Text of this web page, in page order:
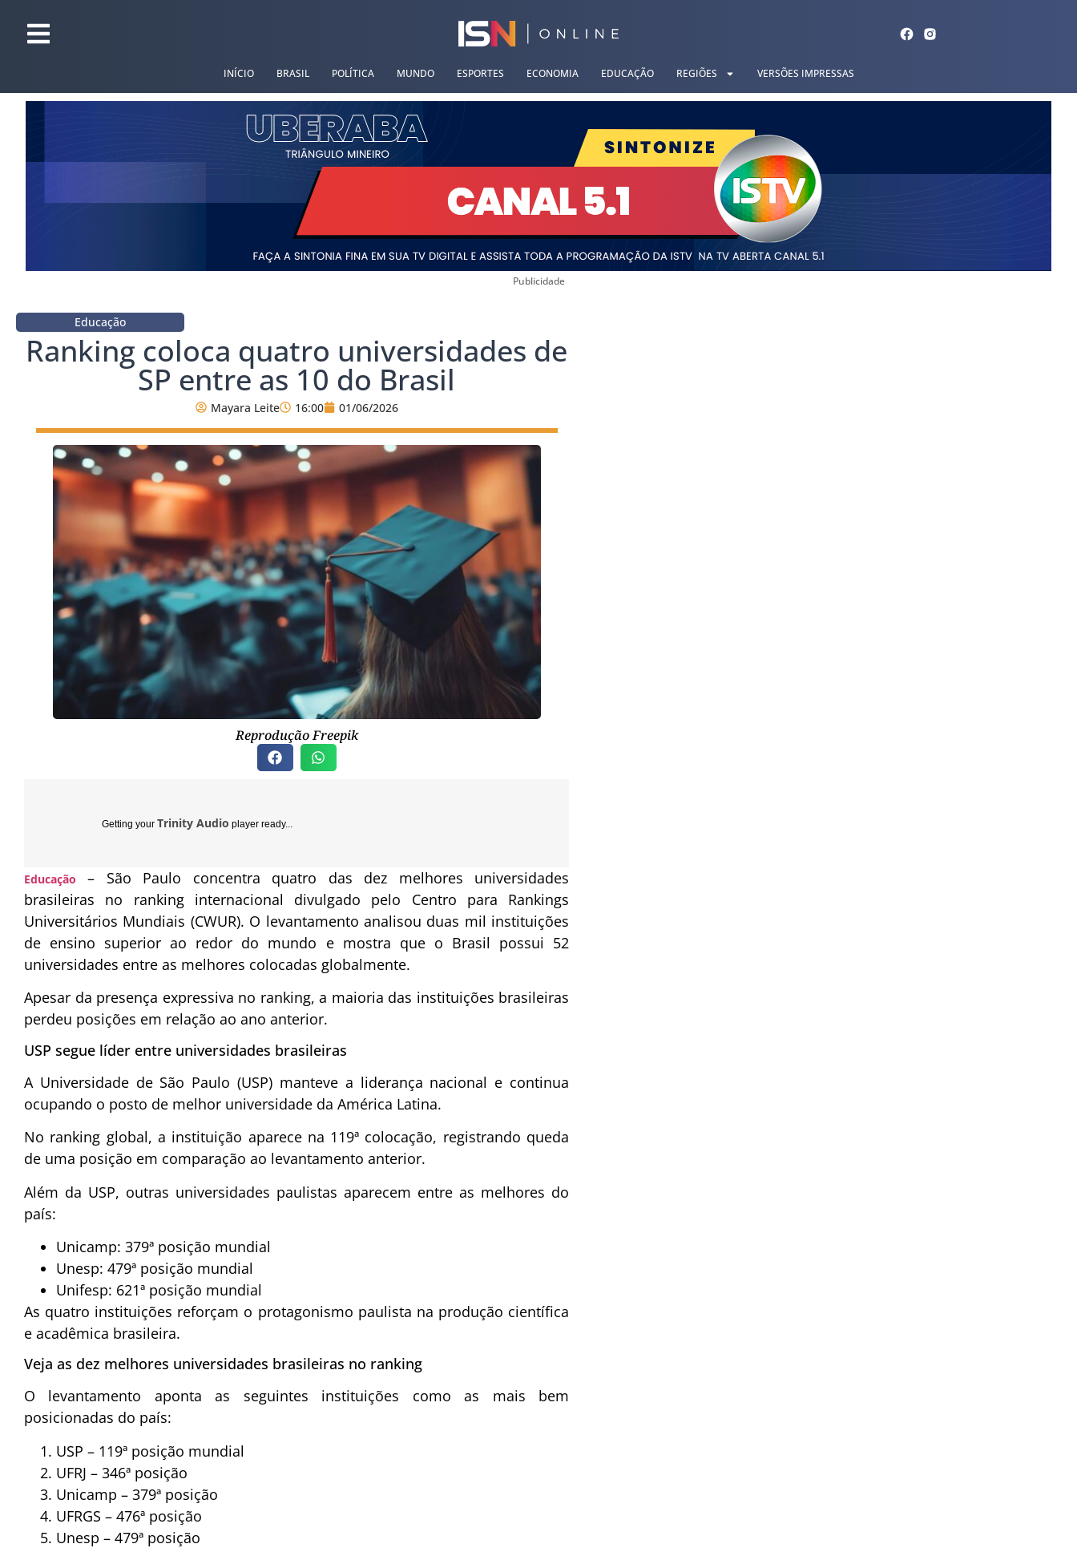
INÍCIO BRASIL POLÍTICA MUNDO ESPORTES ECONOMIA EDUCAÇÃO REGIÕES VERSÕES IMPRESSAS
Publicidade
Educação
Ranking coloca quatro universidades de
SP entre as 10 do Brasil
Mayara Leite 16:00 01/06/2026
Reprodução Freepik
Getting your Trinity Audio player ready...
Educação
– São Paulo concentra quatro das dez melhores universidades
brasileiras no ranking internacional divulgado pelo Centro para Rankings
Universitários Mundiais (CWUR). O levantamento analisou duas mil instituições
de ensino superior ao redor do mundo e mostra que o Brasil possui 52
universidades entre as melhores colocadas globalmente.
Apesar da presença expressiva no ranking, a maioria das instituições brasileiras
perdeu posições em relação ao ano anterior.
USP segue líder entre universidades brasileiras
A Universidade de São Paulo (USP) manteve a liderança nacional e continua
ocupando o posto de melhor universidade da América Latina.
No ranking global, a instituição aparece na 119ª colocação, registrando queda
de uma posição em comparação ao levantamento anterior.
Além da USP, outras universidades paulistas aparecem entre as melhores do
país:
Unicamp: 379ª posição mundial
Unesp: 479ª posição mundial
Unifesp: 621ª posição mundial
As quatro instituições reforçam o protagonismo paulista na produção científica
e acadêmica brasileira.
Veja as dez melhores universidades brasileiras no ranking
O levantamento aponta as seguintes instituições como as mais bem
posicionadas do país:
USP – 119ª posição mundial
UFRJ – 346ª posição
Unicamp – 379ª posição
UFRGS – 476ª posição
Unesp – 479ª posição